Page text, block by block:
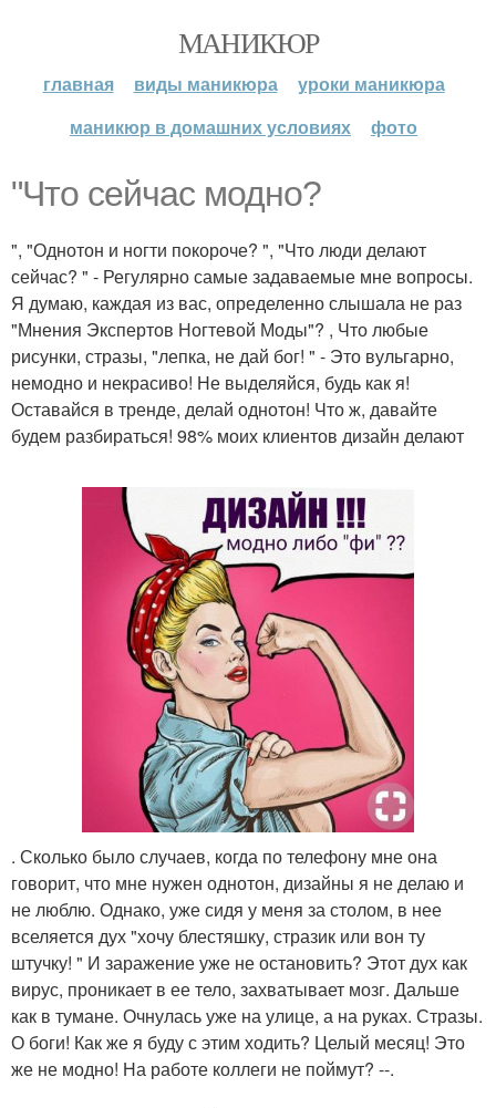
МАНИКЮР
главная виды маникюра
уроки маникюра
маникюр в домашних условиях
фото
"Что сейчас модно?
", "Однотон и ногти покороче? ", "Что люди делают
сейчас? " - Регулярно самые задаваемые мне вопросы.
Я думаю, каждая из вас, определенно слышала не раз
"Мнения Экспертов Ногтевой Моды"? , Что любые
рисунки, стразы, "лепка, не дай бог! " - Это вульгарно,
немодно и некрасиво! Не выделяйся, будь как я!
Оставайся в тренде, делай однотон! Что ж, давайте
будем разбираться! 98% моих клиентов дизайн делают
. Сколько было случаев, когда по телефону мне она
говорит, что мне нужен однотон, дизайны я не делаю и
не люблю. Однако, уже сидя у меня за столом, в нее
вселяется дух "хочу блестяшку, стразик или вон ту
штучку! " И заражение уже не остановить? Этот дух как
вирус, проникает в ее тело, захватывает мозг. Дальше
как в тумане. Очнулась уже на улице, а на руках. Стразы.
О боги! Как же я буду с этим ходить? Целый месяц! Это
же не модно! На работе коллеги не поймут? --.